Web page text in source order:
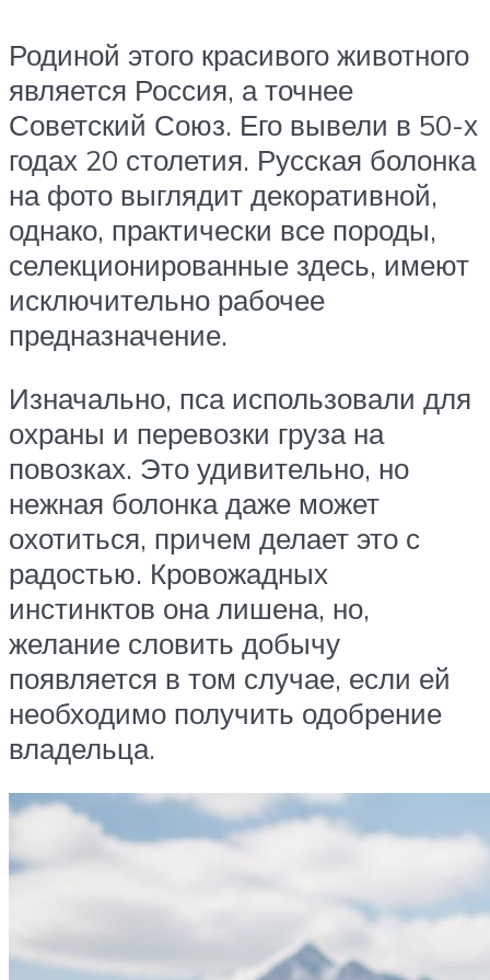
Родиной этого красивого животного
является Россия, а точнее
Советский Союз. Его вывели в 50-х
годах 20 столетия. Русская болонка
на фото выглядит декоративной,
однако, практически все породы,
селекционированные здесь, имеют
исключительно рабочее
предназначение.
Изначально, пса использовали для
охраны и перевозки груза на
повозках. Это удивительно, но
нежная болонка даже может
охотиться, причем делает это с
радостью. Кровожадных
инстинктов она лишена, но,
желание словить добычу
появляется в том случае, если ей
необходимо получить одобрение
владельца.